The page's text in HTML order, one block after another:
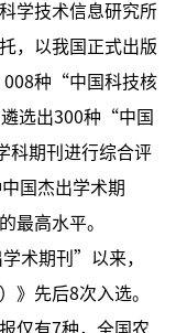
技术信息研究所
，以我国正式出版
008种“中国科技核
选出300种“中国
科期刊进行综合评
国杰出学术期
最高水平。
术期刊”以来，
》先后8次入选。
仅有7种，全国农